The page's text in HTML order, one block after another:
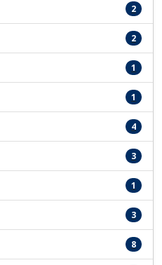
2
2
1
1
4
3
1
3
8